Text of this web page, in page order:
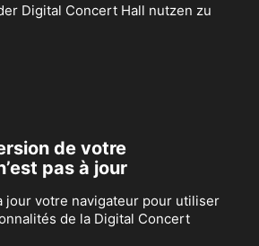
Digital Concert Hall nutzen zu
de votre
pas à jour
jour votre navigateur pour utiliser
de la Digital Concert